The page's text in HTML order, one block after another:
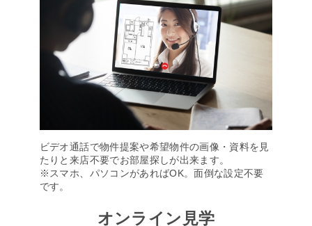
ビデオ通話で物件提案や希望物件の画像・資料を見
たりと来店不要でお部屋探しが出来ます。
※スマホ、パソコンがあればOK。面倒な設定不要
です。
オンライン見学